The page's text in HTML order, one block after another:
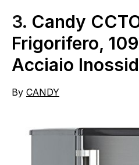
3. Candy
Frigorifero,
Acciaio
By CANDY